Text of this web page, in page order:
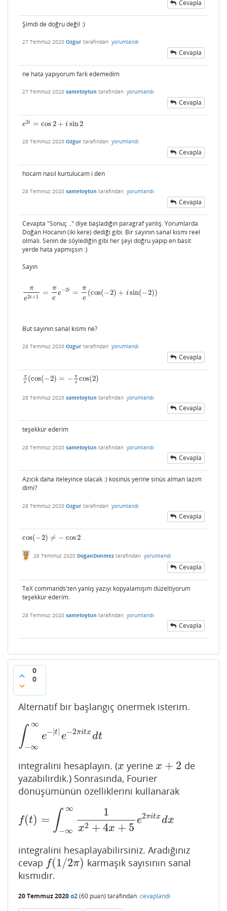
Cevapla
Şimdi de doğru değil :)
27 Temmuz 2020 Ozgur tarafından yorumlandı
Cevapla
ne hata yapıyorum fark edemedim
27 Temmuz 2020 sametoytun tarafından yorumlandı
Cevapla
e2i = cos2 + i sin2
e2i =cos2+sin2
28 Temmuz 2020 Ozgur tarafından yorumlandı
Cevapla
hocam nasıl kurtulucam i den
28 Temmuz 2020 sametoytun tarafından yorumlandı
Cevapla
Cevapta "Sonuç .." diye başladığın paragraf yanlış. Yorumlarda
Doğan Hocanın (iki kere) dediği gibi. Bir sayının sanal kısmı reel
olmalı. Senin de söylediğin gibi her şeyi doğru yapıp en basit
yerde hata yapmışsın :)
Sayın
π
e2i+1
=
π
e
e−2i =
π
e
(cos(−2) + isin(−2))
π e2 +1=πee −2 =πe(cos(−2)+isin(−2))
But sayının sanal kısmı ne?
28 Temmuz 2020 Ozgur tarafından yorumlandı
Cevapla
π
e (cos(−2) = − π
e cos(2)
πe(cos(−2)= −πe cos(2)
28 Temmuz 2020 sametoytun tarafından yorumlandı
Cevapla
teşekkür ederim
28 Temmuz 2020 sametoytun tarafından yorumlandı
Cevapla
Azıcık daha iteleyince olacak :) kosinüs yerine sinüs alman lazım
dimi?
28 Temmuz 2020 Ozgur tarafından yorumlandı
Cevapla
cos(−2) ≠ − cos2
cos(−2)≠− cos2
28 Temmuz 2020 DoganDonmez tarafından yorumlandı
Cevapla
TeX commands'ten yanlış yazıyı kopyalamışım düzeltiyorum
teşekkür ederim.
28 Temmuz 2020 sametoytun tarafından yorumlandı
Cevapla
0
0
Alternatif bir başlangıç önermek isterim.
∫ ∞
−∞
e− |t e−2πitx dt
− e−|t|e−2πitxdt
integralini hesaplayın. (x
x yerine x + 2
x+ 2
de
yazabilirdik.) Sonrasında, Fourier
dönüşümünün özelliklerini kullanarak
f(t) = ∫ ∞
−∞
1
x2 + 4x + 5
e2πitx dx
f(t) ∫− ∞1x2+4x+5e2πitxdx
integralini hesaplayabilirsiniz. Aradığınız
cevap f(1/2π)
f(1/2π)
karmaşık sayısının sanal
kısmıdır.
20 Temmuz 2020o2(60 puan) tarafından cevaplandı